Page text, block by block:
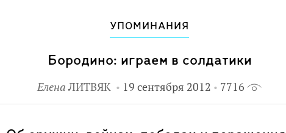
настольная игра "Казаки".
УПОМИНАНИЯ
Бородино: играем в солдатики
Елена ЛИТВЯК 19 сентября 2012 7716